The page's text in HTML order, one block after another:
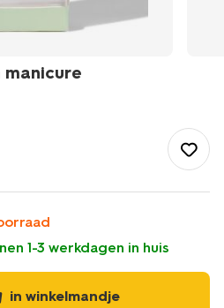
manicure
1-3 werkdagen in huis
in winkelmandje